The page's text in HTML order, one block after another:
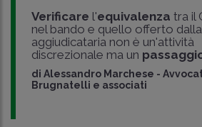
Verificare l'equivalenza tra il
nel bando e quello offerto
aggiudicataria non è un'attività
discrezionale ma un
di Alessandro Marchese -
Brugnatelli e associati